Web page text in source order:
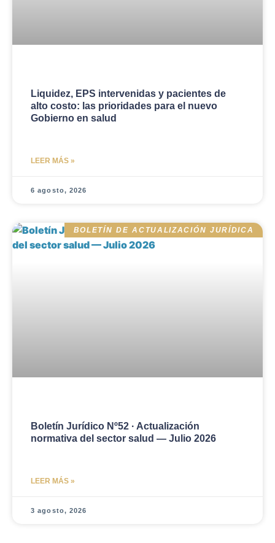
Liquidez, EPS intervenidas y pacientes de
alto costo: las prioridades para el nuevo
Gobierno en salud
LEER MÁS »
6 agosto, 2026
BOLETÍN DE ACTUALIZACIÓN JURÍDICA
Boletín Jurídico Nº52 · Actualización
normativa del sector salud — Julio 2026
LEER MÁS »
3 agosto, 2026